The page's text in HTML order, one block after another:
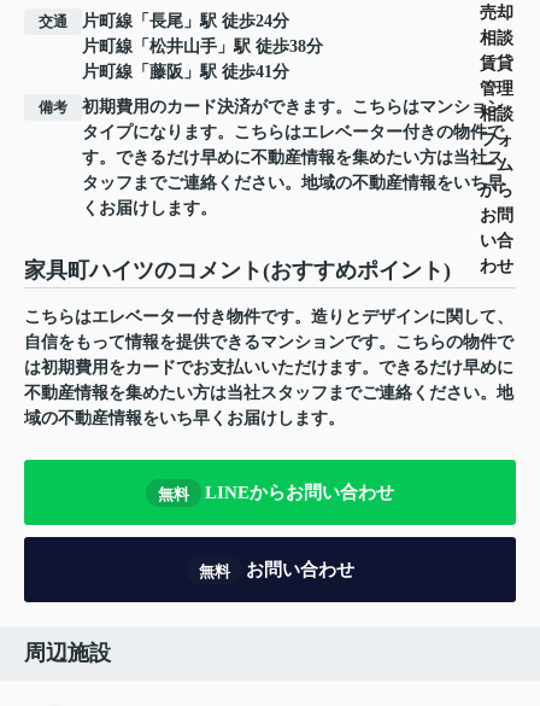
売却
相談
賃貸
管理
相談
フォ
ーム
から
お問
い合
わせ
交通 片町線 「 長尾 」駅 徒歩24分
片町線 「 松井山手 」駅 徒歩38分
片町線 「 藤阪 」駅 徒歩41分
備考
初期費用のカード決済ができます。こちらはマンション
タイプになります。こちらはエレベーター付きの物件で
す。できるだけ早めに不動産情報を集めたい方は当社ス
タッフまでご連絡ください。地域の不動産情報をいち早
くお届けします。
家具町ハイツのコメント(おすすめポイント)
こちらはエレベーター付き物件です。造りとデザインに関して、
自信をもって情報を提供できるマンションです。こちらの物件で
は初期費用をカードでお支払いいただけます。できるだけ早めに
不動産情報を集めたい方は当社スタッフまでご連絡ください。地
域の不動産情報をいち早くお届けします。
無料 LINEからお問い合わせ
無料 お問い合わせ
周辺施設